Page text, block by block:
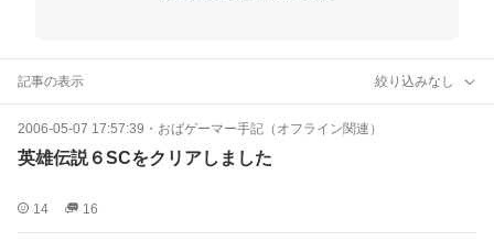
記事の表示 絞り込みなし
2006-05-07 17:57:39 ・ おばゲーマー手記（オフライン関連）
英雄伝説６SCをクリアしました
14 16